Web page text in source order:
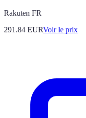
Rakuten FR
291.84 EURVoir le prix